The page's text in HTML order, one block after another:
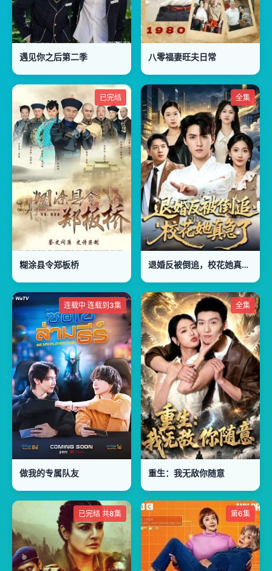
遇见你之后第二季 八零福妻旺夫日常
已完结
糊涂县令郑板桥
全集
退婚反被倒追，校花她真急了
连载中 连载到3集
做我的专属队友
全集
重生：我无敌你随意
已完结 共8集 第6集